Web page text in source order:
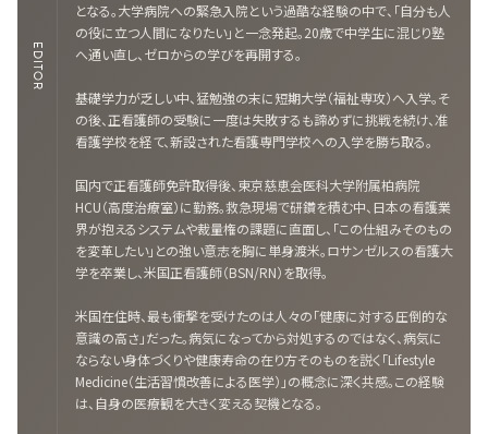
EDITOR
となる。大学病院への緊急入院という過酷な経験の中で、「自分も人
の役に立つ人間になりたい」と一念発起。20歳で中学生に混じり塾
へ通い直し、ゼロからの学びを再開する。
基礎学力が乏しい中、猛勉強の末に短期大学（福祉専攻）へ入学。そ
の後、正看護師の受験に一度は失敗するも諦めずに挑戦を続け、准
看護学校を経て、新設された看護専門学校への入学を勝ち取る。
国内で正看護師免許取得後、東京慈恵会医科大学附属柏病院
HCU（高度治療室）に勤務。救急現場で研鑽を積む中、日本の看護業
界が抱えるシステムや裁量権の課題に直面し、「この仕組みそのもの
を変革したい」との強い意志を胸に単身渡米。ロサンゼルスの看護大
学を卒業し、米国正看護師（BSN/RN）を取得。
米国在住時、最も衝撃を受けたのは人々の「健康に対する圧倒的な
意識の高さ」だった。病気になってから対処するのではなく、病気に
ならない身体づくりや健康寿命の在り方そのものを説く「Lifestyle
Medicine（生活習慣改善による医学）」の概念に深く共感。この経験
は、自身の医療観を大きく変える契機となる。